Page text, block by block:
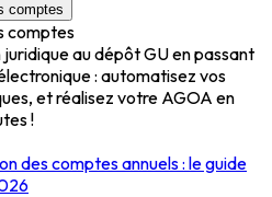
comptes
comptes
au dépôt GU en passant
: automatisez vos
et réalisez votre AGOA en
!
des comptes annuels : le guide